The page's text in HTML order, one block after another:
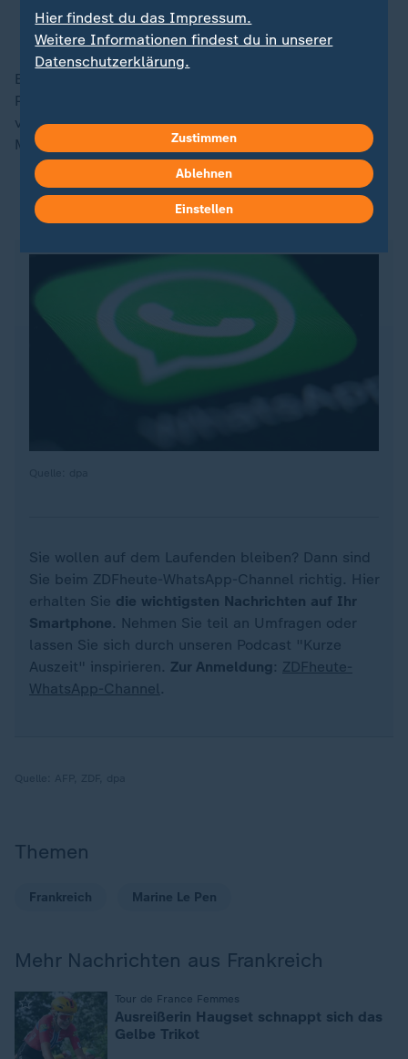
Le Pen und Linke und zählen Macron an
Bei der nächsten Präsidentschaftswahl will Marine Le
Pen zum vierten Mal kandidieren. Sie hielt sich in den
vergangenen Tagen auf der französischen Insel
Mayotte im Indischen Ozean auf.
ZDFheute auf WhatsApp
Sie wollen auf dem Laufenden bleiben? Dann sind
Sie beim ZDFheute-WhatsApp-Channel richtig. Hier
erhalten Sie die wichtigsten Nachrichten auf Ihr
Smartphone. Nehmen Sie teil an Umfragen oder
lassen Sie sich durch unseren Podcast "Kurze
Auszeit" inspirieren. Zur Anmeldung : ZDFheute-
WhatsApp-Channel.
Themen
Frankreich Marine Le Pen
Mehr Nachrichten aus Frankreich
Tour de France Femmes
:
Ausreißerin Haugset schnappt sich das
Gelbe Trikot
Hier findest du das Impressum.
Weitere Informationen findest du in unserer
Datenschutzerklärung.
Zustimmen
Ablehnen
Einstellen